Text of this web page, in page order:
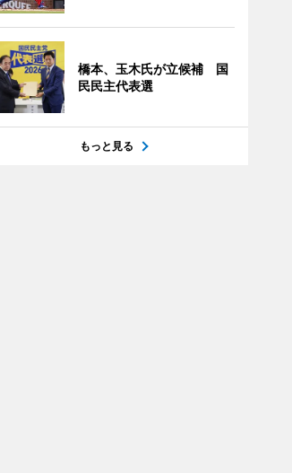
橋本、玉木氏が立候補 国
民民主代表選
もっと見る